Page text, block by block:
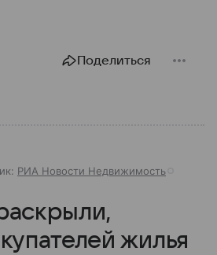
Поделиться
РИА Новости Недвижимость
жилья